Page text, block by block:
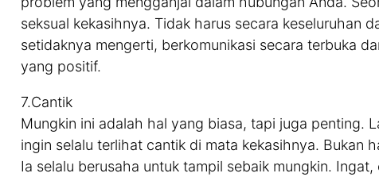
seksual kekasihnya. Tidak harus secara keseluruhan
setidaknya mengerti, berkomunikasi secara terbuka
yang positif.
7.Cantik
Mungkin ini adalah hal yang biasa, tapi juga penting.
ingin selalu terlihat cantik di mata kekasihnya. Bukan
Ia selalu berusaha untuk tampil sebaik mungkin.